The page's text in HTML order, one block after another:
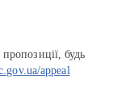
будь
appeal